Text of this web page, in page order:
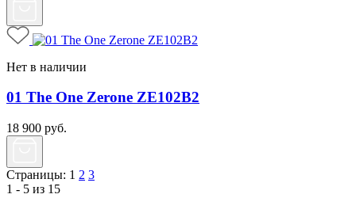
Нет в наличии
01 The One Zerone ZE102B2
18 900 руб.
Страницы: 1 2 3
1 - 5 из 15